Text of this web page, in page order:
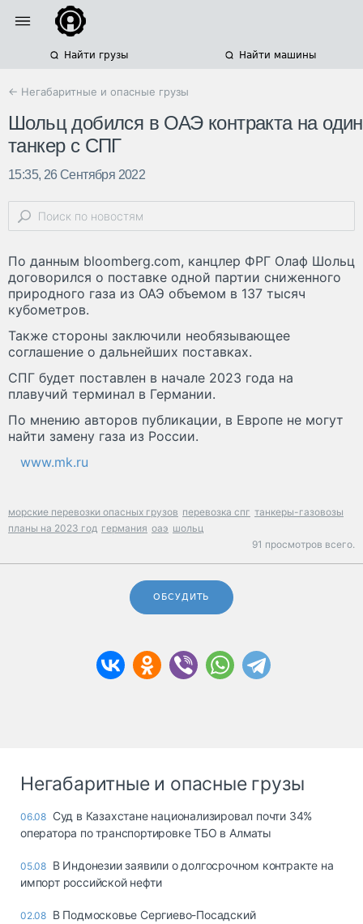
Найти грузы Найти машины
← Негабаритные и опасные грузы
Шольц добился в ОАЭ контракта на один
танкер с СПГ
15:35, 26 Сентября 2022
По данным bloomberg.com, канцлер ФРГ Олаф Шольц
договорился о поставке одной партии сниженного
природного газа из ОАЭ объемом в 137 тысяч
кубометров.
Также стороны заключили необязывающее
соглашение о дальнейших поставках.
СПГ будет поставлен в начале 2023 года на
плавучий терминал в Германии.
По мнению авторов публикации, в Европе не могут
найти замену газа из России.
www.mk.ru
морские перевозки опасных грузов перевозка спг танкеры-газовозы
планы на 2023 год германия оаэ шольц
91 просмотров всего.
ОБСУДИТЬ
Негабаритные и опасные грузы
06.08 Суд в Казахстане национализировал почти 34%
оператора по транспортировке ТБО в Алматы
05.08 В Индонезии заявили о долгосрочном контракте на
импорт российской нефти
02.08 В Подмосковье Сергиево-Посадский